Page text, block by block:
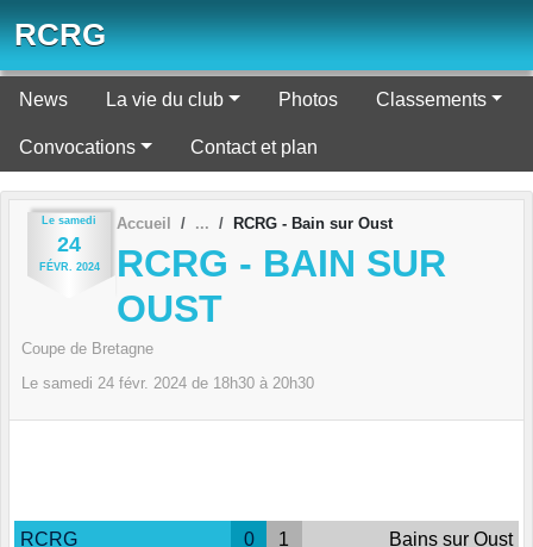
RCRG
News La vie du club Photos Classements
Convocations Contact et plan
Le samedi
24
FÉVR. 2024
Accueil RCRG - Bain sur Oust
RCRG - BAIN SUR
OUST
Coupe de Bretagne
Le samedi 24 févr. 2024 de 18h30 à 20h30
RCRG 0 1 Bains sur Oust